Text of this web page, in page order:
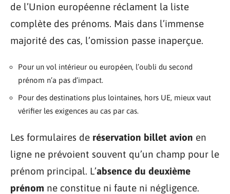
de l’Union européenne réclament la liste
complète des prénoms. Mais dans l’immense
majorité des cas, l’omission passe inaperçue.
Pour un vol intérieur ou européen, l’oubli du second
prénom n’a pas d’impact.
Pour des destinations plus lointaines, hors UE, mieux vaut
vérifier les exigences au cas par cas.
Les formulaires de réservation billet avion en
ligne ne prévoient souvent qu’un champ pour le
prénom principal. L’absence du deuxième
prénom ne constitue ni faute ni négligence.